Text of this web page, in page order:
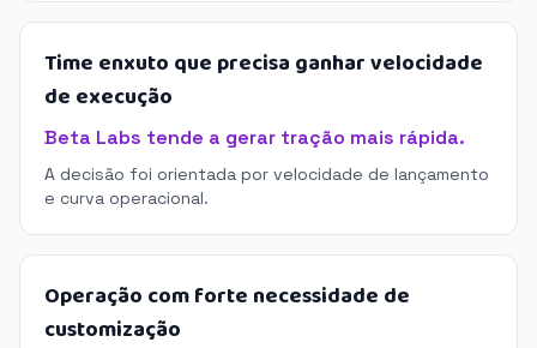
Time enxuto que precisa ganhar velocidade
de execução
Beta Labs tende a gerar tração mais rápida.
A decisão foi orientada por velocidade de lançamento
e curva operacional.
Operação com forte necessidade de
customização